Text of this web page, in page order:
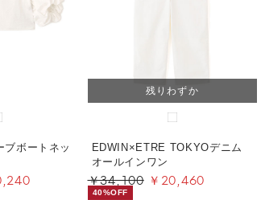
ブボートネッ
残りわずか
EDWIN×ETRE TOKYOデニム
オールインワン
￥34,100 ￥20,460
40%OFF